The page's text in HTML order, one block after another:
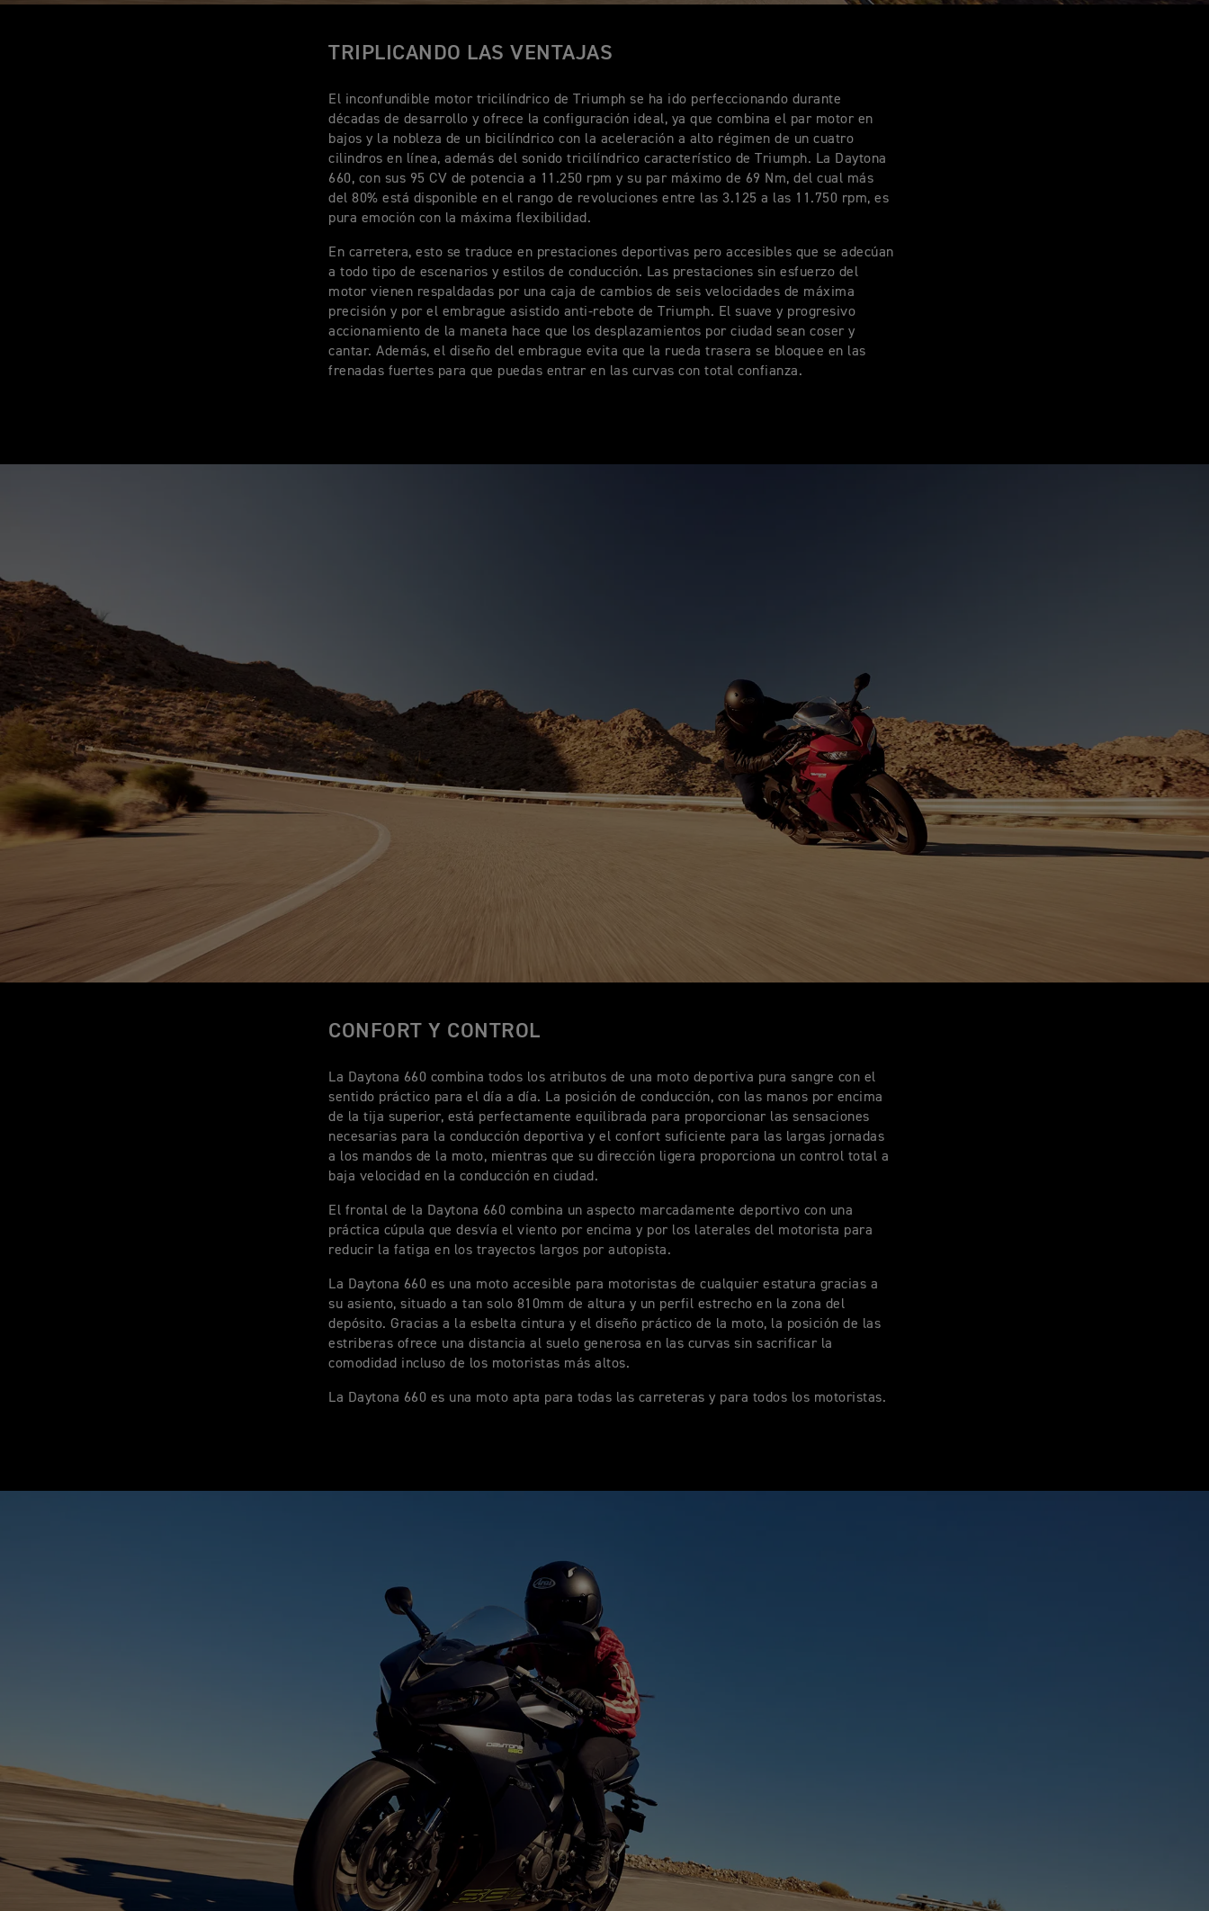
TRIPLICANDO LAS VENTAJAS
El inconfundible motor tricilíndrico de Triumph se ha ido perfeccionando durante
décadas de desarrollo y ofrece la configuración ideal, ya que combina el par motor en
bajos y la nobleza de un bicilíndrico con la aceleración a alto régimen de un cuatro
cilindros en línea, además del sonido tricilíndrico característico de Triumph. La Daytona
660, con sus 95 CV de potencia a 11.250 rpm y su par máximo de 69 Nm, del cual más
del 80% está disponible en el rango de revoluciones entre las 3.125 a las 11.750 rpm, es
pura emoción con la máxima flexibilidad.
En carretera, esto se traduce en prestaciones deportivas pero accesibles que se adecúan
a todo tipo de escenarios y estilos de conducción. Las prestaciones sin esfuerzo del
motor vienen respaldadas por una caja de cambios de seis velocidades de máxima
precisión y por el embrague asistido anti-rebote de Triumph. El suave y progresivo
accionamiento de la maneta hace que los desplazamientos por ciudad sean coser y
cantar. Además, el diseño del embrague evita que la rueda trasera se bloquee en las
frenadas fuertes para que puedas entrar en las curvas con total confianza.
CONFORT Y CONTROL
La Daytona 660 combina todos los atributos de una moto deportiva pura sangre con el
sentido práctico para el día a día. La posición de conducción, con las manos por encima
de la tija superior, está perfectamente equilibrada para proporcionar las sensaciones
necesarias para la conducción deportiva y el confort suficiente para las largas jornadas
a los mandos de la moto, mientras que su dirección ligera proporciona un control total a
baja velocidad en la conducción en ciudad.
El frontal de la Daytona 660 combina un aspecto marcadamente deportivo con una
práctica cúpula que desvía el viento por encima y por los laterales del motorista para
reducir la fatiga en los trayectos largos por autopista.
La Daytona 660 es una moto accesible para motoristas de cualquier estatura gracias a
su asiento, situado a tan solo 810mm de altura y un perfil estrecho en la zona del
depósito. Gracias a la esbelta cintura y el diseño práctico de la moto, la posición de las
estriberas ofrece una distancia al suelo generosa en las curvas sin sacrificar la
comodidad incluso de los motoristas más altos.
La Daytona 660 es una moto apta para todas las carreteras y para todos los motoristas.